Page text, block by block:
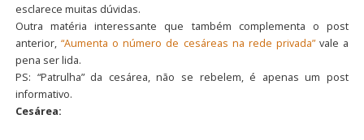
esclarece muitas dúvidas.
Outra matéria interessante que também complementa o post
anterior,“Aumenta o número de cesáreas na rede privada”vale a
pena ser lida.
PS: “Patrulha” da cesárea, não se rebelem, é apenas um post
informativo.
Cesárea: